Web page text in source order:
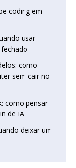
coding em
usar
como
sem cair no
como pensar
de IA
deixar um